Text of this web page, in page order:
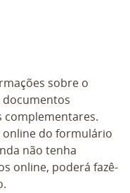
sobre o
do formulário
não tenha
online, poderá fazê-